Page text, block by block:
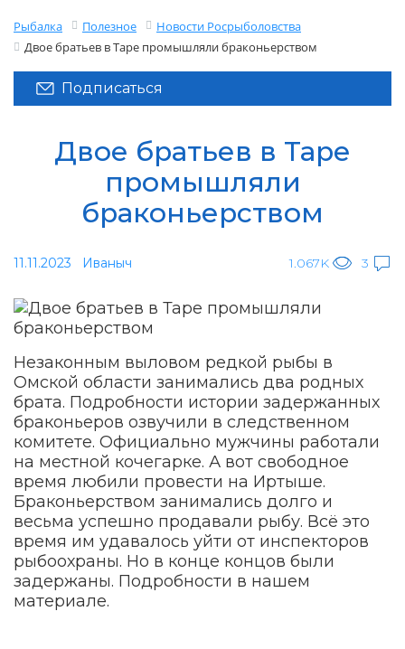
Рыбалка Полезное
Новости Росрыболовства
Двое братьев в Таре промышляли браконьерством
Подписаться
Двое братьев в Таре
промышляли
браконьерством
11.11.2023 Иваныч 1.067K 3
Незаконным выловом редкой рыбы в
Омской области занимались два родных
брата. Подробности истории задержанных
браконьеров озвучили в следственном
комитете. Официально мужчины работали
на местной кочегарке. А вот свободное
время любили провести на Иртыше.
Браконьерством занимались долго и
весьма успешно продавали рыбу. Всё это
время им удавалось уйти от инспекторов
рыбоохраны. Но в конце концов были
задержаны. Подробности в нашем
материале.